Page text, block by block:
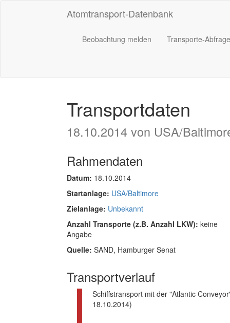
Atomtransport-Datenbank
Beobachtung melden Transporte-Abfrage
Transportdaten
18.10.2014 von USA/
Rahmendaten
Datum: 18.10.2014
Startanlage: USA/Baltimore
Zielanlage: Unbekannt
Anzahl Transporte (z.B. Anzahl LKW): keine
Angabe
Quelle: SAND, Hamburger Senat
Transportverlauf
Schiffstransport mit der "Atlantic
18.10.2014)